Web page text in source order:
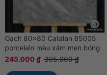
Gạch 80×80 Catalan 85005
porcelain màu xám men bóng
245.000 ₫ 395.000₫